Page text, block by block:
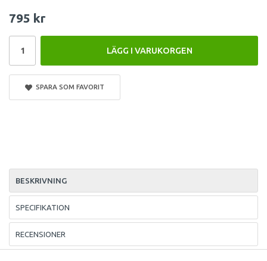
795 kr
LÄGG I VARUKORGEN
SPARA SOM FAVORIT
BESKRIVNING
SPECIFIKATION
RECENSIONER